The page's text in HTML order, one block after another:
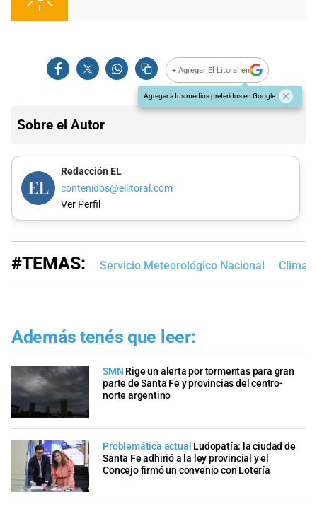
+ Agregar El Litoral en
Agregar a tus medios preferidos en Google
Sobre el Autor
Redacción EL
contenidos@ellitoral.com
Ver Perfil
#TEMAS: Servicio Meteorológico Nacional Clima
Además tenés que leer:
SMN Rige un alerta por tormentas para gran
parte de Santa Fe y provincias del centro-
norte argentino
Problemática actual Ludopatía: la ciudad de
Santa Fe adhirió a la ley provincial y el
Concejo firmó un convenio con Lotería